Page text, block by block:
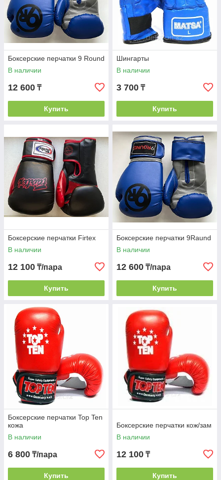
Боксерские перчатки 9 Round
В наличии
12 600 ₸
Купить
Шингарты
В наличии
3 700 ₸
Купить
Боксерские перчатки Firtex
В наличии
12 100 ₸/пара
Купить
Боксерские перчатки 9Raund
В наличии
12 600 ₸/пара
Купить
Боксерские перчатки Top Ten
кожа
В наличии
6 800 ₸/пара
Купить
Боксерские перчатки кож/зам
В наличии
12 100 ₸
Купить